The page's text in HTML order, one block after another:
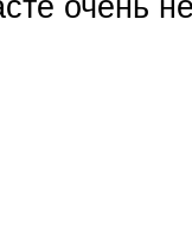
очень